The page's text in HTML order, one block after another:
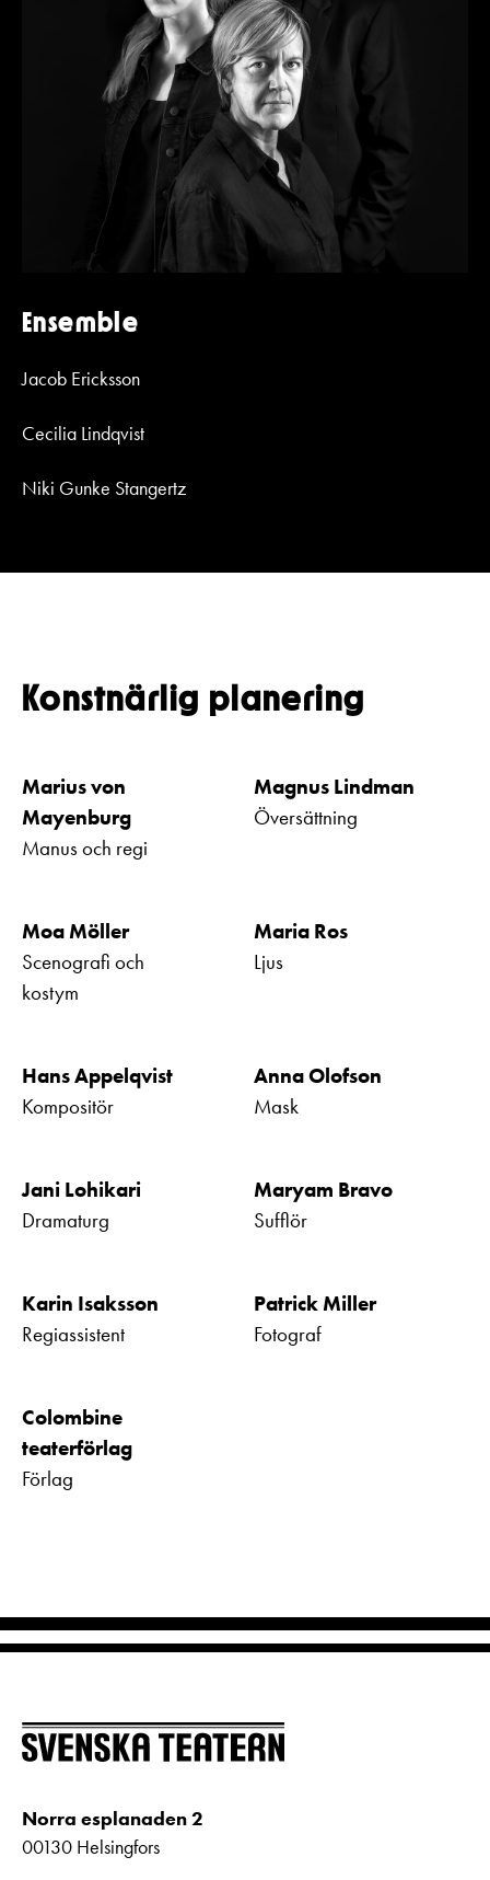
Ensemble
Jacob Ericksson
Cecilia Lindqvist
Niki Gunke Stangertz
Konstnärlig planering
Marius von
Mayenburg
Manus och regi
Magnus Lindman
Översättning
Moa Möller
Scenografi och
kostym
Maria Ros
Ljus
Hans Appelqvist
Kompositör
Anna Olofson
Mask
Jani Lohikari
Dramaturg
Maryam Bravo
Sufflör
Karin Isaksson
Regiassistent
Patrick Miller
Fotograf
Colombine
teaterförlag
Förlag
Norra esplanaden 2
00130 Helsingfors